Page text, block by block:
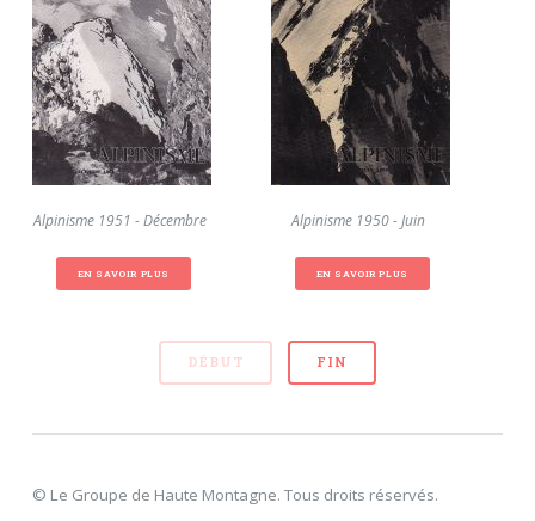
Alpinisme 1951 - Décembre
EN SAVOIR PLUS
Alpinisme 1950 - Juin
EN SAVOIR PLUS
DÉBUT FIN
© Le Groupe de Haute Montagne. Tous droits réservés.